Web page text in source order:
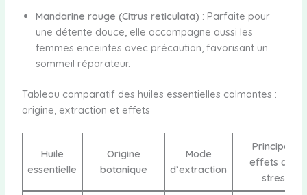
Mandarine rouge (Citrus reticulata) : Parfaite pour
une détente douce, elle accompagne aussi les
femmes enceintes avec précaution, favorisant un
sommeil réparateur.
Tableau comparatif des huiles essentielles calmantes :
origine, extraction et effets
Huile
essentielle
Origine
botanique
Mode
d’extraction
Principaux
effets anti-
stress